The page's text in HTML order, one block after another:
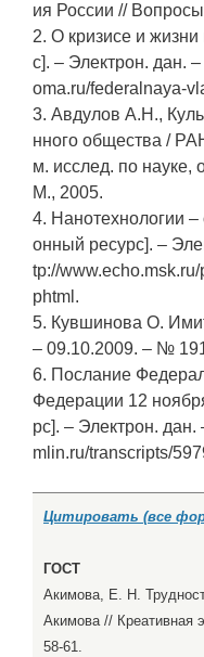
ия России //
2. О кризисе и
с]. – Электрон. дан.
oma.ru/federalnaya-
3. Авдулов А.Н.,
нного общества /
м. исслед. по науке,
М., 2005.
4. Нанотехнологии
онный ресурс]. –
tp://
phtml.
5. Кувшинова О.
– 09.10.2009. – №
6. Послание
Федерации 12
рс]. – Электрон.
mlin.ru/transcripts/
Цитировать (все
ГОСТ
Акимова, Е. Н.
Акимова // Креативная
58-61.